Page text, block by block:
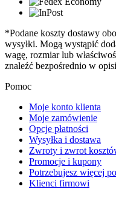
*Podane koszty dostawy
wysyłki. Mogą wystąpić
wagę, rozmiar lub
znaleźć bezpośrednio w
Pomoc
Moje konto klienta
Moje zamówienie
Opcje płatności
Wysyłka i dostawa
Zwroty i zwrot
Promocje i kupony
Potrzebujesz więcej
Klienci firmowi